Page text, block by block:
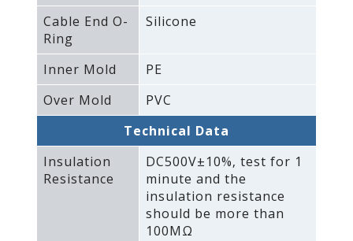
Cable End O-
Ring
Silicone
Inner Mold
PE
Over Mold
PVC
Technical Data
Insulation
Resistance
DC500V±10%‚ test for 1
minute and the
insulation resistance
should be more than
100MΩ